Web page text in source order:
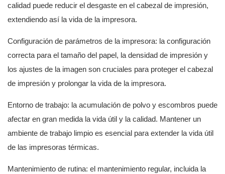
calidad puede reducir el desgaste en el cabezal de impresión,
extendiendo así la vida de la impresora.
Configuración de parámetros de la impresora: la configuración
correcta para el tamaño del papel, la densidad de impresión y
los ajustes de la imagen son cruciales para proteger el cabezal
de impresión y prolongar la vida de la impresora.
Entorno de trabajo: la acumulación de polvo y escombros puede
afectar en gran medida la vida útil y la calidad. Mantener un
ambiente de trabajo limpio es esencial para extender la vida útil
de las impresoras térmicas.
Mantenimiento de rutina: el mantenimiento regular, incluida la